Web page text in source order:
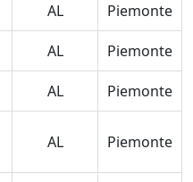
AL Piemonte
AL Piemonte
AL Piemonte
AL Piemonte